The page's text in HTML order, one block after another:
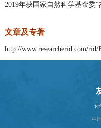
2019年获国家自然科学基金委
文章及专著
http://www.researcherid.com/rid/
化
中